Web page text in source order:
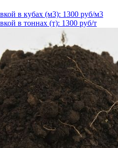
в кубах (м3): 1300 руб/м3
в тоннах (т): 1300 руб/т